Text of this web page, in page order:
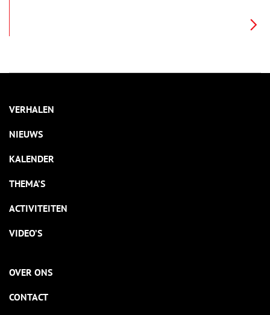
VERHALEN
NIEUWS
KALENDER
THEMA’S
ACTIVITEITEN
VIDEO’S
OVER ONS
CONTACT